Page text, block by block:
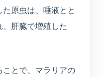
原虫は、唾液とと
、肝臓で増殖した
ことで、マラリアの